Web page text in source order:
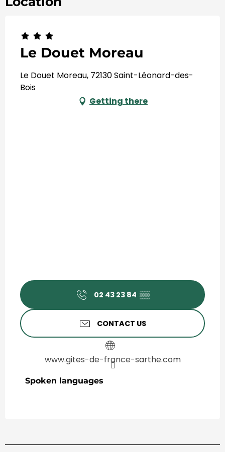
Le Douet Moreau
Le Douet Moreau, 72130 Saint-Léonard-des-
Bois
Getting there
02 43 23 84 ▒▒
CONTACT US
www.gites-de-france-sarthe.com
Spoken languages
Spoken languages